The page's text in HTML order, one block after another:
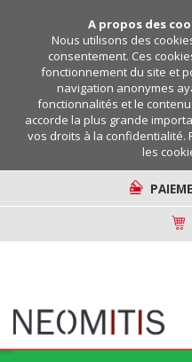
A propos des
Nous utilisons des
consentement. Ces
fonctionnement du site et
navigation anonymes
fonctionnalités et le
accorde la plus grande
vos droits à la confidentialité.
les